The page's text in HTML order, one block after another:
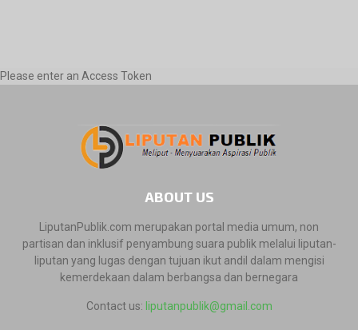
Please enter an Access Token
ABOUT US
LiputanPublik.com merupakan portal media umum, non
partisan dan inklusif penyambung suara publik melalui liputan-
liputan yang lugas dengan tujuan ikut andil dalam mengisi
kemerdekaan dalam berbangsa dan bernegara
Contact us: liputanpublik@gmail.com